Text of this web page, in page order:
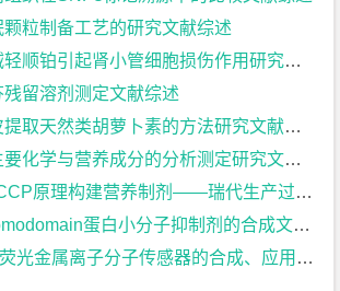
颗粒制备工艺的研究文献综述
顺铂引起肾小管细胞损伤作用研究文献综述
残留溶剂测定文献综述
取天然类胡萝卜素的方法研究文献综述
化学与营养成分的分析测定研究文献综述
理构建营养制剂——瑞代生产过程质量安全管理体系文献综述
蛋白小分子抑制剂的合成文献综述
金属离子分子传感器的合成、应用研究文献综述